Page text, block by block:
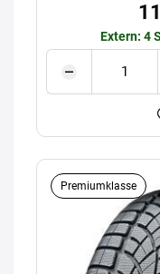
Extern: 4
Premiumklasse